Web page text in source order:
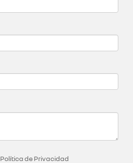
Política de Privacidad